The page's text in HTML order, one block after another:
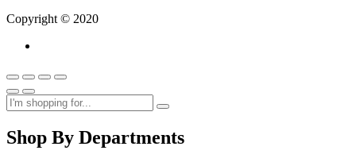
Copyright © 2020
Shop By Departments